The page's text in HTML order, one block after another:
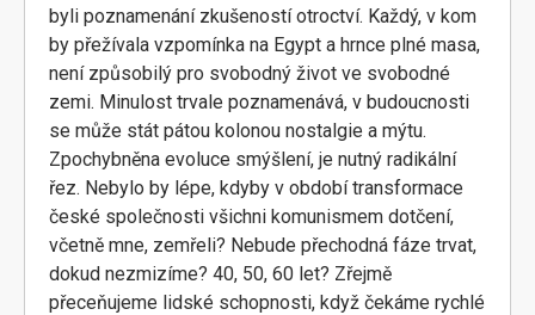
byli poznamenání zkušeností otroctví. Každý, v kom
by přežívala vzpomínka na Egypt a hrnce plné masa,
není způsobilý pro svobodný život ve svobodné
zemi. Minulost trvale poznamenává, v budoucnosti
se může stát pátou kolonou nostalgie a mýtu.
Zpochybněna evoluce smýšlení, je nutný radikální
řez. Nebylo by lépe, kdyby v období transformace
české společnosti všichni komunismem dotčení,
včetně mne, zemřeli? Nebude přechodná fáze trvat,
dokud nezmizíme? 40, 50, 60 let? Zřejmě
přeceňujeme lidské schopnosti, když čekáme rychlé